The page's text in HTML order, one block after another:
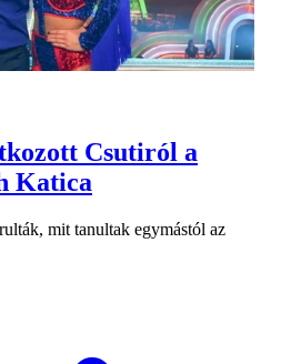
Csutiról a
Katica
mit tanultak egymástól az